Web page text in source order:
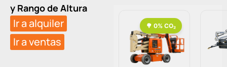
y Rango de Altura
Ir a alquiler
Ir a ventas